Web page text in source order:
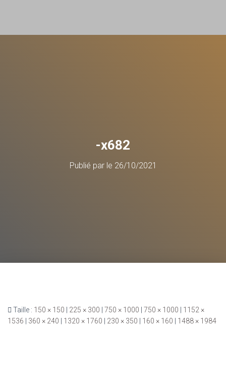
-x682
Publié par le 26/10/2021
Taille : 150 × 150 225 × 300 750 × 1000 750 × 1000
1152 ×
1536
360 × 240 1320 × 1760 230 × 350 160 × 160 1488 × 1984